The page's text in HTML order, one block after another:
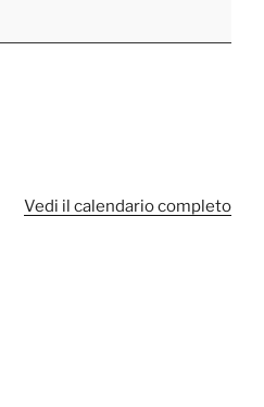
Vedi il calendario completo